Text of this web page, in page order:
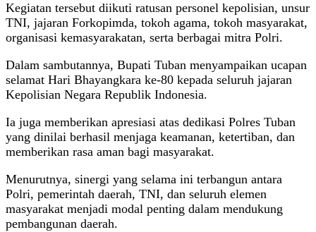
Kegiatan tersebut diikuti ratusan personel kepolisian, unsur
TNI, jajaran Forkopimda, tokoh agama, tokoh masyarakat,
organisasi kemasyarakatan, serta berbagai mitra Polri.
Dalam sambutannya, Bupati Tuban menyampaikan ucapan
selamat Hari Bhayangkara ke-80 kepada seluruh jajaran
Kepolisian Negara Republik Indonesia.
Ia juga memberikan apresiasi atas dedikasi Polres Tuban
yang dinilai berhasil menjaga keamanan, ketertiban, dan
memberikan rasa aman bagi masyarakat.
Menurutnya, sinergi yang selama ini terbangun antara
Polri, pemerintah daerah, TNI, dan seluruh elemen
masyarakat menjadi modal penting dalam mendukung
pembangunan daerah.